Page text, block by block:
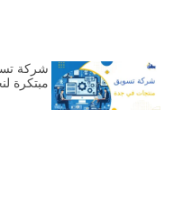
شركة
مبتكرة